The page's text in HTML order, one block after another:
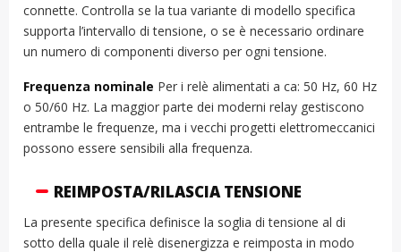
connette. Controlla se la tua variante di modello specifica
supporta l’intervallo di tensione, o se è necessario ordinare
un numero di componenti diverso per ogni tensione.
Frequenza nominale Per i relè alimentati a ca: 50 Hz, 60 Hz
o 50/60 Hz. La maggior parte dei moderni relay gestiscono
entrambe le frequenze, ma i vecchi progetti elettromeccanici
possono essere sensibili alla frequenza.
REIMPOSTA/RILASCIA TENSIONE
La presente specifica definisce la soglia di tensione al di
sotto della quale il relè disenergizza e reimposta in modo